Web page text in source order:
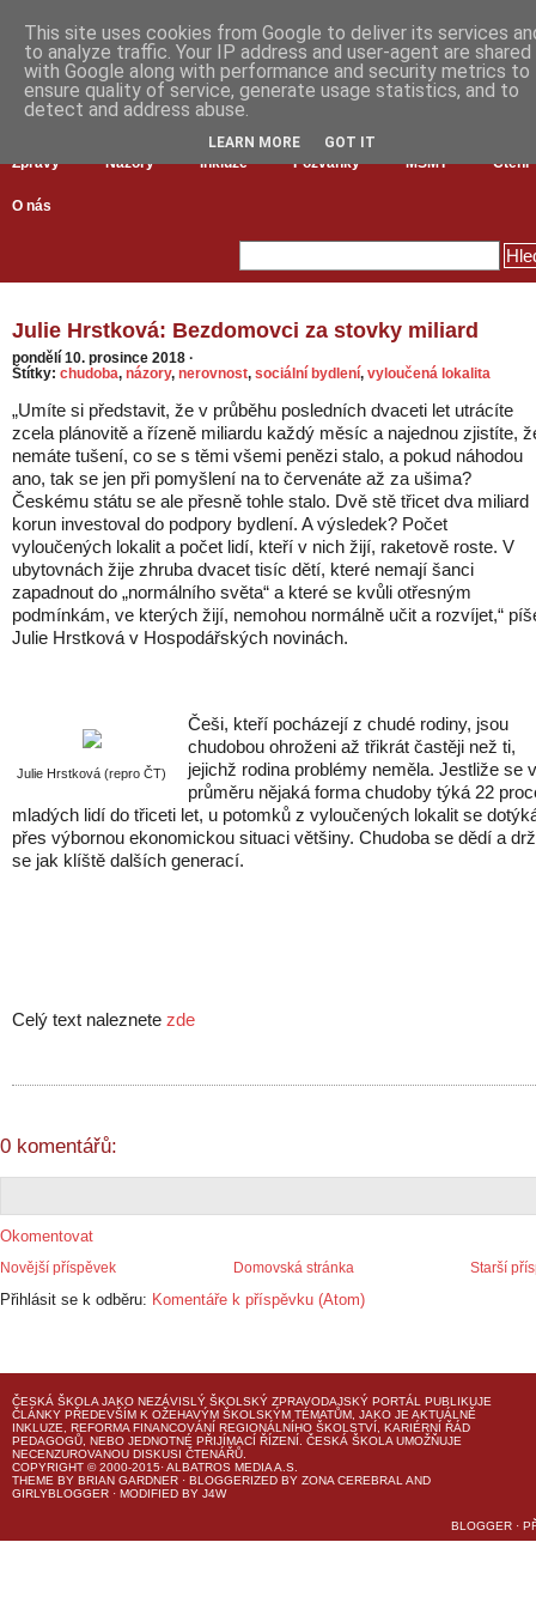
Zprávy Názory Inkluze Pozvánky MŠMT Čtení
O nás
Julie Hrstková: Bezdomovci za stovky miliard
pondělí 10. prosince 2018 ·
Štítky: chudoba, názory, nerovnost, sociální bydlení, vyloučená lokalita
„Umíte si představit, že v průběhu posledních dvaceti let utrácíte
zcela plánovitě a řízeně miliardu každý měsíc a najednou zjistíte,
nemáte tušení, co se s těmi všemi penězi stalo, a pokud náhodou
ano, tak se jen při pomyšlení na to červenáte až za ušima?
Českému státu se ale přesně tohle stalo. Dvě stě třicet dva miliard
korun investoval do podpory bydlení. A výsledek? Počet
vyloučených lokalit a počet lidí, kteří v nich žijí, raketově roste. V
ubytovnách žije zhruba dvacet tisíc dětí, které nemají šanci
zapadnout do „normálního světa“ a které se kvůli otřesným
podmínkám, ve kterých žijí, nemohou normálně učit a rozvíjet,“
Julie Hrstková v Hospodářských novinách.
Julie Hrstková (repro ČT)
Češi, kteří pocházejí z chudé rodiny, jsou
chudobou ohroženi až třikrát častěji než ti,
jejichž rodina problémy neměla. Jestliže se v
průměru nějaká forma chudoby týká 22
mladých lidí do třiceti let, u potomků z vyloučených lokalit se
přes výbornou ekonomickou situaci většiny. Chudoba se dědí a
se jak klíště dalších generací.
Celý text naleznete zde
0 komentářů:
Okomentovat
Novější příspěvek Starší
Domovská stránka
Přihlásit se k odběru: Komentáře k příspěvku (Atom)
ČESKÁ ŠKOLA JAKO NEZÁVISLÝ ŠKOLSKÝ ZPRAVODAJSKÝ PORTÁL PUBLIKUJE
ČLÁNKY PŘEDEVŠÍM K OŽEHAVÝM ŠKOLSKÝM TÉMATŮM, JAKO JE AKTUÁLNĚ
INKLUZE, REFORMA FINANCOVÁNÍ REGIONÁLNÍHO ŠKOLSTVÍ, KARIÉRNÍ ŘÁD
PEDAGOGŮ, NEBO JEDNOTNÉ PŘIJÍMACÍ ŘÍZENÍ. ČESKÁ ŠKOLA UMOŽŇUJE
NECENZUROVANOU DISKUSI ČTENÁŘŮ.
COPYRIGHT © 2000-2015· ALBATROS MEDIA A.S.
THEME BY BRIAN GARDNER · BLOGGERIZED BY ZONA CEREBRAL AND
GIRLYBLOGGER · MODIFIED BY J4W
BLOGGER ·
This site uses cookies from Google to deliver its services
to analyze traffic. Your IP address and user-agent are shared
with Google along with performance and security metrics to
ensure quality of service, generate usage statistics, and to
detect and address abuse.
LEARN MORE GOT IT